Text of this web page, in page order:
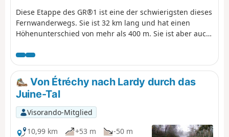
Diese Etappe des GR®1 ist eine der schwierigsten dieses
Fernwanderwegs. Sie ist 32 km lang und hat einen
Höhenunterschied von mehr als 400 m. Sie ist aber auch
und führt an wunderschönen Sehenswürdigkeiten
vorbei, wie der Kirche Saint-Sulpice, der Kirche Saint-
Yon, der Kirche von Sermaise sowie dem Schloss von
Dourdan. In dieser Stadt gibt es noch weitere
Sehenswürdigkeiten zu besichtigen. Der größte Teil der
Strecke verläuft durch die Landschaft, mit mehreren
Aufstiegen und Abstiegen in den Tälern. Die Strecke
führt durch zahlreiche mehr oder weniger große Dörfer.
Von Étréchy nach Lardy durch das
Juine-Tal
Visorando-Mitglied
10,99 km
+53 m
-50 m